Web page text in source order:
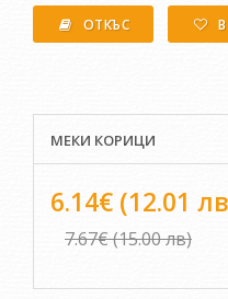
ОТКЪС
МЕКИ КОРИЦИ
6.14€ (12.01
7.67€ (15.00 лв)